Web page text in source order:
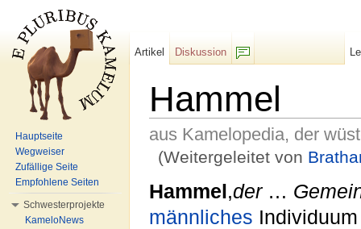
Hammel
aus Kamelopedia, der
(Weitergeleitet von
Hammel,der…
männliches
Artikel
Diskussion
Hauptseite
Wegweiser
Zufällige Seite
Empfohlene Seiten
Schwesterprojekte
KameloNews